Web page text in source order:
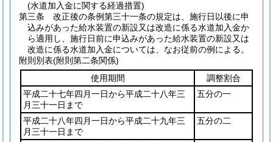
(水道加入金に関する経過措置)
第三条
改正後の条例第三十一条の規定は、施行日以後に申
込みがあった給水装置の新設又は改造に係る水道加入金か
ら適用し、施行日前に申込みがあった給水装置の新設又は
改造に係る水道加入金については、なお従前の例による。
附則別表(附則第二条関係)
使用期間
調整割合
平成二十七年四月一日から平成二十八年三
月三十一日まで
五分の一
平成二十八年四月一日から平成二十九年三
月三十一日まで
五分の二